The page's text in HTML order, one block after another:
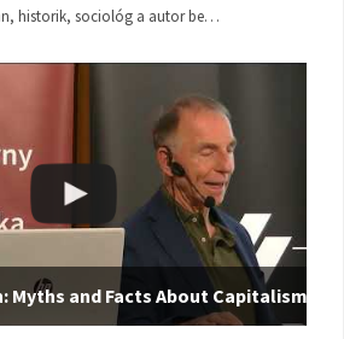
historik, sociológ a autor be…
Myths and Facts About Capitalism